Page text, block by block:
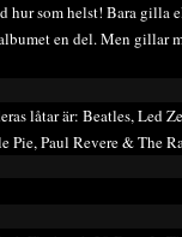
hur som helst! Bara
en del. Men gillar
låtar är: Beatles, Led
Pie, Paul Revere & The